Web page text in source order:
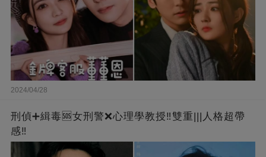
2024/04/28
刑偵➕緝毒🆘女刑警❌心理學教授‼️雙重|||人格超帶
感‼️